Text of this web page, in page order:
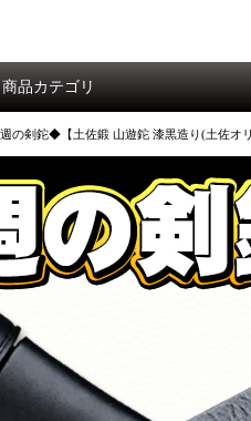
商品カテゴリ
の剣鉈◆【土佐鍛 山遊鉈 漆黒造り(土佐オ